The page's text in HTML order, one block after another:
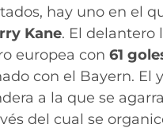
hay uno en el
Kane. El delantero
europea con 61
con el Bayern. El
a la que se
del cual se